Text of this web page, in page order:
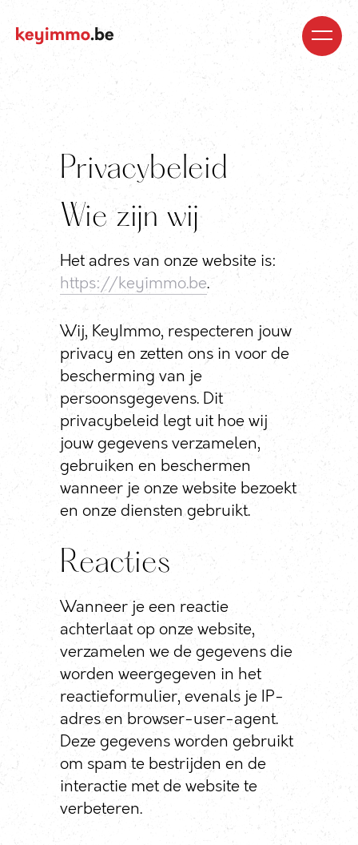
Privacybeleid
Wie zijn wij
Het adres van onze website is:
https://keyimmo.be.
Wij, KeyImmo, respecteren jouw
privacy en zetten ons in voor de
bescherming van je
persoonsgegevens. Dit
privacybeleid legt uit hoe wij
jouw gegevens verzamelen,
gebruiken en beschermen
wanneer je onze website bezoekt
en onze diensten gebruikt.
Reacties
Wanneer je een reactie
achterlaat op onze website,
verzamelen we de gegevens die
worden weergegeven in het
reactieformulier, evenals je IP-
adres en browser-user-agent.
Deze gegevens worden gebruikt
om spam te bestrijden en de
interactie met de website te
verbeteren.